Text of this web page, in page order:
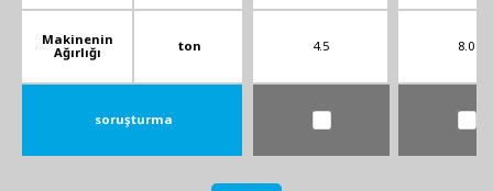
Makinenin
Ağırlığı
ton
soruşturma
4.5 8.0